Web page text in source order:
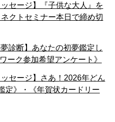
セージ】『子供な大人』を
クトセミナー本日で締め切
診断】あなたの初夢鑑定し
ーク参加希望アンケート》
セージ】さあ！2026年どん
定》・《年賀状カードリー